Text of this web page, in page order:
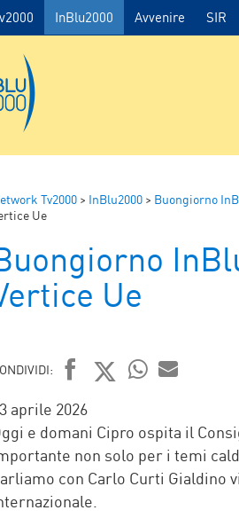
InBlu2000 Avvenire SIR
Tv2000 > InBlu2000 > Buongiorno
Ue
Ue
FACEBOOK
TWITTER
aprile 2026
e domani Cipro ospita il
non solo per i temi
con Carlo Curti Gialdino